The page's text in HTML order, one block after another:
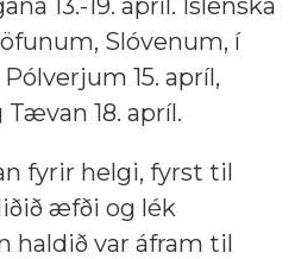
13.-19. apríl. Íslenska
Slóvenum, í
15. apríl,
Tævan 18. apríl.
fyrir helgi, fyrst til
æfði og lék
haldið var áfram til